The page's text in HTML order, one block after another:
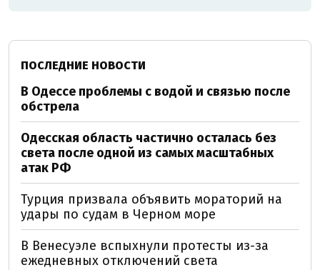
ПОСЛЕДНИЕ НОВОСТИ
В Одессе проблемы с водой и связью после
обстрела
Одесская область частично осталась без
света после одной из самых масштабных
атак РФ
Турция призвала объявить мораторий на
удары по судам в Черном море
В Венесуэле вспыхнули протесты из-за
ежедневных отключений света